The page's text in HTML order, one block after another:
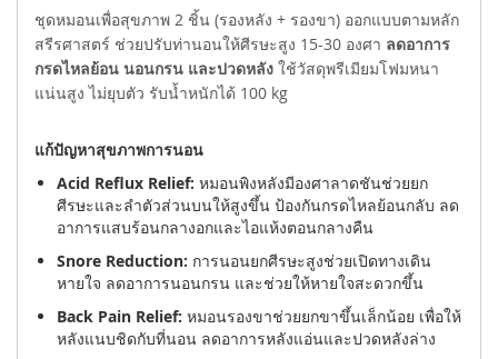
ชุดหมอนเพื่อสุขภาพ 2 ชิ้น (รองหลัง + รองขา) ออกแบบตามหลัก
สรีรศาสตร์ ช่วยปรับท่านอนให้ศีรษะสูง 15-30 องศา ลดอาการ
กรดไหลย้อน นอนกรน และปวดหลัง ใช้วัสดุพรีเมียมโฟมหนา
แน่นสูง ไม่ยุบตัว รับน้ำหนักได้ 100 kg
แก้ปัญหาสุขภาพการนอน
Acid Reflux Relief: หมอนพิงหลังมีองศาลาดชันช่วยยก
ศีรษะและลำตัวส่วนบนให้สูงขึ้น ป้องกันกรดไหลย้อนกลับ ลด
อาการแสบร้อนกลางอกและไอแห้งตอนกลางคืน
Snore Reduction: การนอนยกศีรษะสูงช่วยเปิดทางเดิน
หายใจ ลดอาการนอนกรน และช่วยให้หายใจสะดวกขึ้น
Back Pain Relief: หมอนรองขาช่วยยกขาขึ้นเล็กน้อย เพื่อให้
หลังแนบชิดกับที่นอน ลดอาการหลังแอ่นและปวดหลังล่าง